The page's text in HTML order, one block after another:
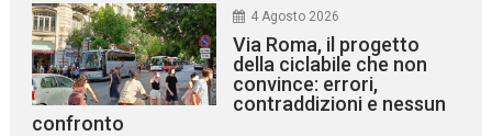
4 Agosto 2026
Via Roma, il progetto
della ciclabile che non
convince: errori,
contraddizioni e nessun
confronto